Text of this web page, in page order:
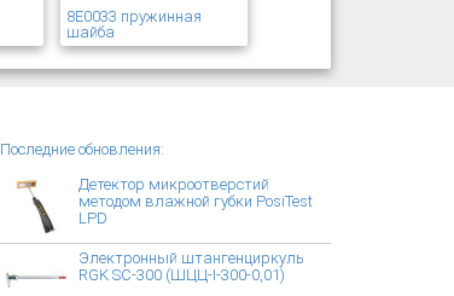
8E0033 пружинная
шайба
Последние обновления:
Детектор микроотверстий
методом влажной губки PosiTest
LPD
Электронный штангенциркуль
RGK SC-300 (ШЦЦ-I-300-0,01)